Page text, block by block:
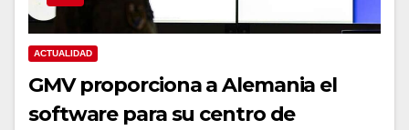
ACTUALIDAD
GMV proporciona a Alemania el
software para su centro de